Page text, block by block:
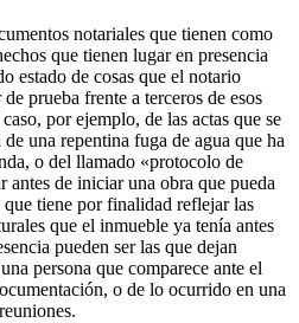
notariales que tienen como
que tienen lugar en presencia
estado de cosas que el notario
prueba frente a terceros de esos
por ejemplo, de las actas que se
una repentina fuga de agua que ha
o del llamado «protocolo de
antes de iniciar una obra que pueda
tiene por finalidad reflejar las
que el inmueble ya tenía antes
pueden ser las que dejan
persona que comparece ante el
o de lo ocurrido en una